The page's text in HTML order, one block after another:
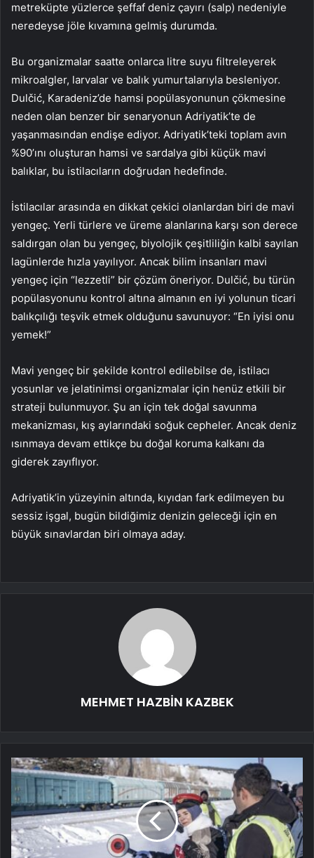
metreküpte yüzlerce şeffaf deniz çayırı (salp) nedeniyle
neredeyse jöle kıvamına gelmiş durumda.
Bu organizmalar saatte onlarca litre suyu filtreleyerek
mikroalgler, larvalar ve balık yumurtalarıyla besleniyor.
Dulčić, Karadeniz’de hamsi popülasyonunun çökmesine
neden olan benzer bir senaryonun Adriyatik’te de
yaşanmasından endişe ediyor. Adriyatik’teki toplam avın
%90’ını oluşturan hamsi ve sardalya gibi küçük mavi
balıklar, bu istilacıların doğrudan hedefinde.
İstilacılar arasında en dikkat çekici olanlardan biri de mavi
yengeç. Yerli türlere ve üreme alanlarına karşı son derece
saldırgan olan bu yengeç, biyolojik çeşitliliğin kalbi sayılan
lagünlerde hızla yayılıyor. Ancak bilim insanları mavi
yengeç için “lezzetli” bir çözüm öneriyor. Dulčić, bu türün
popülasyonunu kontrol altına almanın en iyi yolunun ticari
balıkçılığı teşvik etmek olduğunu savunuyor: “En iyisi onu
yemek!”
Mavi yengeç bir şekilde kontrol edilebilse de, istilacı
yosunlar ve jelatinimsi organizmalar için henüz etkili bir
strateji bulunmuyor. Şu an için tek doğal savunma
mekanizması, kış aylarındaki soğuk cepheler. Ancak deniz
ısınmaya devam ettikçe bu doğal koruma kalkanı da
giderek zayıflıyor.
Adriyatik’in yüzeyinin altında, kıyıdan fark edilmeyen bu
sessiz işgal, bugün bildiğimiz denizin geleceği için en
büyük sınavlardan biri olmaya aday.
MEHMET HAZBİN KAZBEK